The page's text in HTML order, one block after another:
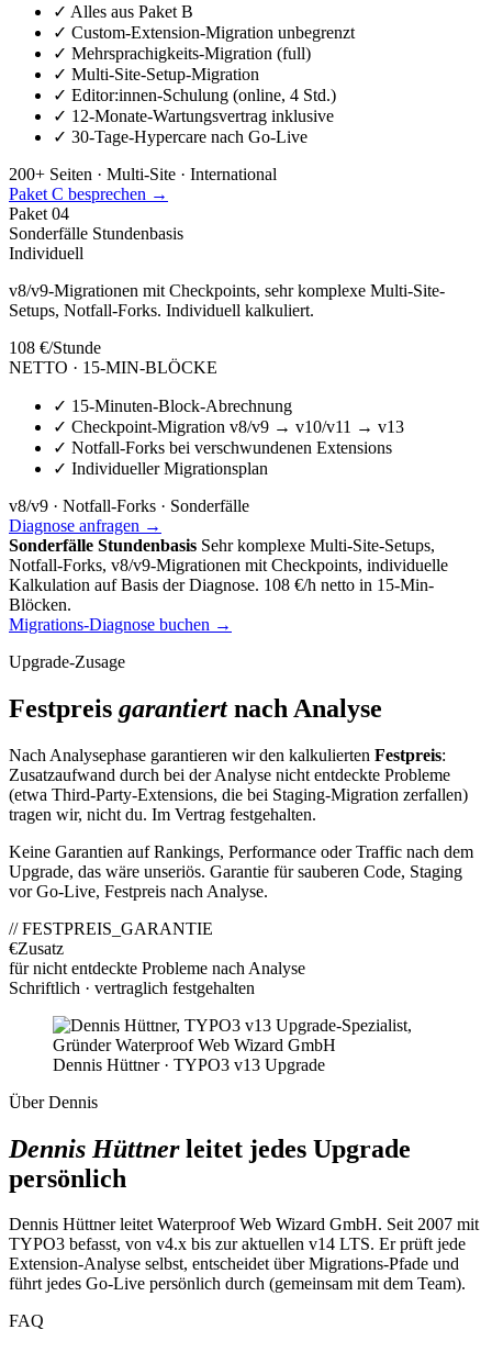
✓ Alles aus Paket B
✓ Custom-Extension-Migration unbegrenzt
✓ Mehrsprachigkeits-Migration (full)
✓ Multi-Site-Setup-Migration
✓ Editor:innen-Schulung (online, 4 Std.)
✓ 12-Monate-Wartungsvertrag inklusive
✓ 30-Tage-Hypercare nach Go-Live
200+ Seiten · Multi-Site · International
Paket C besprechen →
Paket 04
Sonderfälle Stundenbasis
Individuell
v8/v9-Migrationen mit Checkpoints, sehr komplexe Multi-Site-
Setups, Notfall-Forks. Individuell kalkuliert.
108 €/Stunde
NETTO · 15-MIN-BLÖCKE
✓ 15-Minuten-Block-Abrechnung
✓ Checkpoint-Migration v8/v9 → v10/v11 → v13
✓ Notfall-Forks bei verschwundenen Extensions
✓ Individueller Migrationsplan
v8/v9 · Notfall-Forks · Sonderfälle
Diagnose anfragen →
Sonderfälle Stundenbasis Sehr komplexe Multi-Site-Setups,
Notfall-Forks, v8/v9-Migrationen mit Checkpoints, individuelle
Kalkulation auf Basis der Diagnose. 108 €/h netto in 15-Min-
Blöcken.
Migrations-Diagnose buchen →
Upgrade-Zusage
Festpreis garantiertnach Analyse
Nach Analysephase garantieren wir den kalkulierten Festpreis:
Zusatzaufwand durch bei der Analyse nicht entdeckte Probleme
(etwa Third-Party-Extensions, die bei Staging-Migration zerfallen)
tragen wir, nicht du. Im Vertrag festgehalten.
Keine Garantien auf Rankings, Performance oder Traffic nach dem
Upgrade, das wäre unseriös. Garantie für sauberen Code, Staging
vor Go-Live, Festpreis nach Analyse.
// FESTPREIS_GARANTIE
€Zusatz
für nicht entdeckte Probleme nach Analyse
Schriftlich · vertraglich festgehalten
Dennis Hüttner · TYPO3 v13 Upgrade
Über Dennis
Dennis Hüttnerleitet jedes Upgrade
persönlich
Dennis Hüttner leitet Waterproof Web Wizard GmbH. Seit 2007 mit
TYPO3 befasst, von v4.x bis zur aktuellen v14 LTS. Er prüft jede
Extension-Analyse selbst, entscheidet über Migrations-Pfade und
führt jedes Go-Live persönlich durch (gemeinsam mit dem Team).
FAQ